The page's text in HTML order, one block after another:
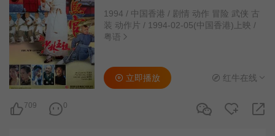
1994 / 中国香港 / 剧情 动作 冒险 武侠 古
装 动作片 / 1994-02-05(中国香港)上映 /
粤语
709 0
立即播放 红牛在线